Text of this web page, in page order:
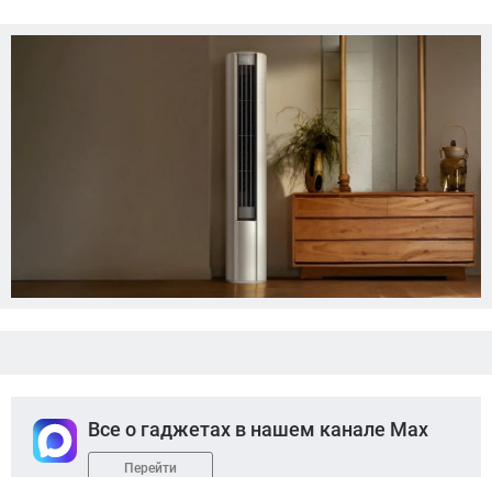
Все о гаджетах в нашем канале Max
Перейти